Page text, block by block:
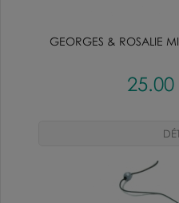
GEORGES & ROSALIE
25.00